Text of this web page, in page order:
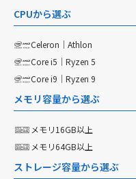
CPUから選ぶ
Celeron｜Athlon
Core i5｜Ryzen 5
Core i9｜Ryzen 9
メモリ容量から選ぶ
メモリ16GB以上
メモリ64GB以上
ストレージ容量から選ぶ